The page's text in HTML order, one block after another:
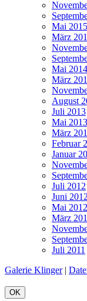
Mai 2015
März
Mai 2014
März
August
Juli 2013
Mai 2013
März
Februar
Januar
Juli 2012
Juni 2012
Mai 2012
März
Juli 2011
Galerie Klinger|
OK